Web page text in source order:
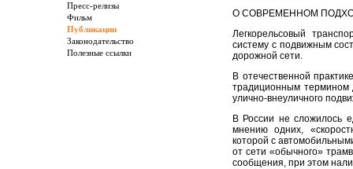
Пресс-релизы
Фильм
Публикации
Законодательство
Полезные ссылки
О СОВРЕМЕННОМ
Легкорельсовый
систему с подвижным
дорожной сети.
В отечественной
традиционным термином
улично-внеуличного
В России не сложилось
мнению одних,
которой с
от сети «обычного»
сообщения, при этом